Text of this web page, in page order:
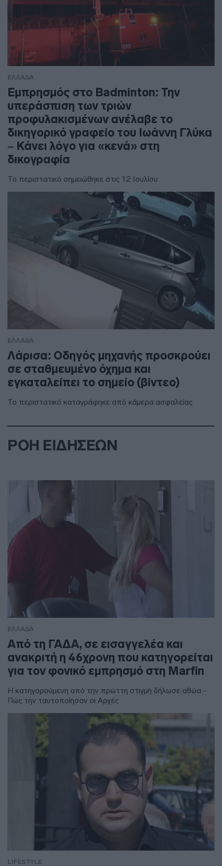
ΕΛΛΑΔΑ
Εμπρησμός στο Badminton: Την
υπεράσπιση των τριών
προφυλακισμένων ανέλαβε το
δικηγορικό γραφείο του Ιωάννη Γλύκα
– Κάνει λόγο για «κενά» στη
δικογραφία
Το περιστατικό σημειώθηκε στις 12 Ιουλίου
ΕΛΛΑΔΑ
Λάρισα: Οδηγός μηχανής προσκρούει
σε σταθμευμένο όχημα και
εγκαταλείπει το σημείο (βίντεο)
Το περιστατικό καταγράφηκε από κάμερα ασφαλείας
ΡΟΗ ΕΙΔΗΣΕΩΝ
ΕΛΛΑΔΑ
Από τη ΓΑΔΑ, σε εισαγγελέα και
ανακριτή η 46χρονη που κατηγορείται
για τον φονικό εμπρησμό στη Marfin
Η κατηγορούμενη από την πρώττη στιγμή δήλωσε αθώα -
Πώς την ταυτοποίησαν οι Αρχές
LIFESTYLE